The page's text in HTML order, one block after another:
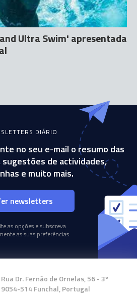
Ultra Swim' apresentada
DIÁRIO
no seu e-mail o resumo das
sugestões de actividades,
e muito mais.
newsletters
as opções e subscreva
as suas preferências.
Rua Dr. Fernão de Ornelas, 56 - 3º
9054-514 Funchal, Portugal